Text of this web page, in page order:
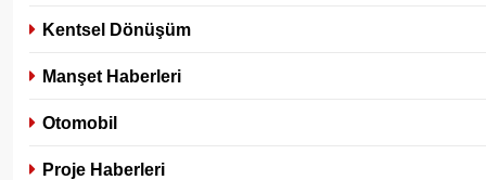
Kentsel Dönüşüm
Manşet Haberleri
Otomobil
Proje Haberleri